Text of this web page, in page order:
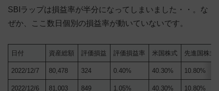
SBIラップは損益率が半分になってしまいました・・。な
ぜか、ここ数日個別の損益率が動いていないです。
日付 資産総額 評価損益 評価損益率 米国株式 先進国株式
2022/12/7 80,478 324 0.40% 40.30% 10.80%
2022/12/6 81,003 849 1.05% 40.30% 10.80%